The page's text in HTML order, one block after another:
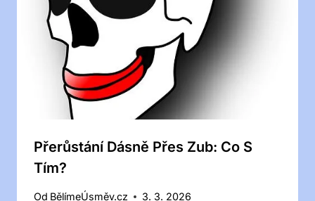
Přerůstání Dásně Přes Zub: Co S
Tím?
Od BělímeÚsměv.cz 3. 3. 2026